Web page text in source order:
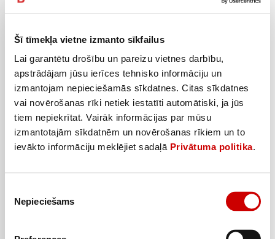
Šī tīmekļa vietne izmanto sīkfailus
Lai garantētu drošību un pareizu vietnes darbību,
apstrādājam jūsu ierīces tehnisko informāciju un
izmantojam nepieciešamās sīkdatnes. Citas sīkdatnes
vai novērošanas rīki netiek iestatīti automātiski, ja jūs
tiem nepiekrītat. Vairāk informācijas par mūsu
izmantotajām sīkdatnēm un novērošanas rīkiem un to
ievākto informāciju meklējiet sadaļā Privātuma politika.
izvēle
Nepieciešams
Persilāde SANTA MARIA 48g